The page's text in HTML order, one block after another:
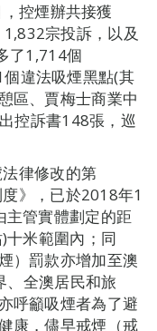
控煙辦共接獲
宗投訴，以及
了1,714個
違法吸煙黑點(其
區、賈梅士商業中
控訴書148張，巡
律修改的第
》，已於2018年1
主管實體劃定的距
十米範圍內；同
）罰款亦增加至澳
、全澳居民和旅
呼籲吸煙者為了避
康，儘早戒煙（戒